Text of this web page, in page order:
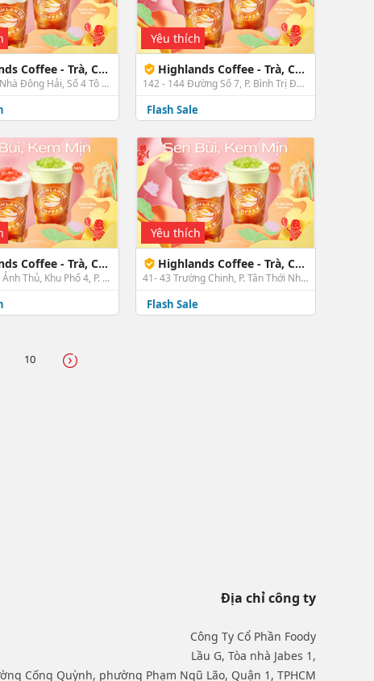
- Trà, Cà Phê & Bánh - Tô Ký
Tầng 1, Tòa Nhà Đông Hải, Số 4 Tô Ký, P. Tân Chánh Hiệp, Quận 12, TP. HCM
Yêu thích
Highlands Coffee - Trà, Cà Phê & Bánh - No 7 Bình Tân FC
142 - 144 Đường Số 7, P. Bình Trị Đông B, Bình Tân, TP. HCM
Flash Sale
Cà Phê & Bánh - Nguyễn Ảnh Thủ 2 D12
699 Nguyễn Ảnh Thủ, Khu Phố 4, P. Hiệp Thành, Quận 12, TP. HCM
Yêu thích
Highlands Coffee - Trà, Cà Phê & Bánh - 41 - 43 Trường Chinh, Q12
41- 43 Trường Chinh, P. Tân Thới Nhất, Quận 12, TP. HCM
Flash Sale
10
Địa chỉ công ty
Công Ty Cổ Phần Foody
Lầu G, Tòa nhà Jabes 1,
Cống Quỳnh, phường Phạm Ngũ Lão, Quận 1, TPHCM